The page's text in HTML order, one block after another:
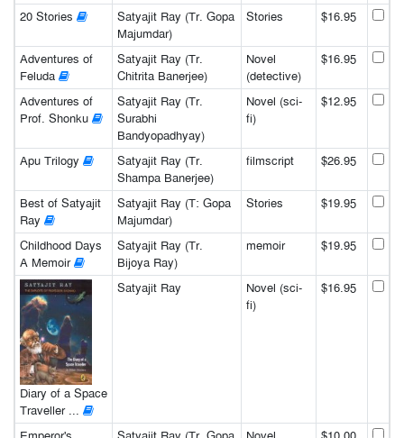
20 Stories
Satyajit Ray (Tr. Gopa
Majumdar)
Stories $16.95
Adventures of
Feluda
Satyajit Ray (Tr.
Chitrita Banerjee)
Novel
(detective)
$16.95
Adventures of
Prof. Shonku
Satyajit Ray (Tr.
Surabhi
Bandyopadhyay)
Novel (sci-
fi)
$12.95
Apu Trilogy
Satyajit Ray (Tr.
Shampa Banerjee)
filmscript $26.95
Best of Satyajit
Ray
Satyajit Ray (T: Gopa
Majumdar)
Stories $19.95
Childhood Days
A Memoir
Satyajit Ray (Tr.
Bijoya Ray)
memoir $19.95
Diary of a Space
Traveller ...
Satyajit Ray
Novel (sci-
fi)
$16.95